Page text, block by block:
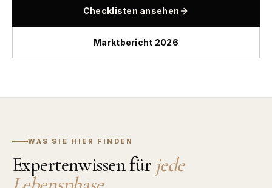
Checklisten ansehen
Marktbericht 2026
WAS SIE HIER FINDEN
Expertenwissen für jede